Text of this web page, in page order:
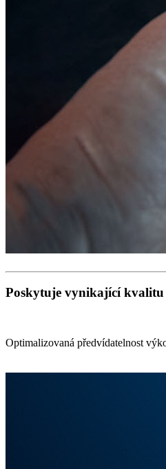
Poskytuje vynikající kvalitu
Optimalizovaná předvídatelnost